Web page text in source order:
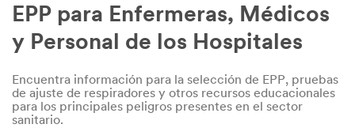
EPP para Enfermeras, Médicos
y Personal de los Hospitales
Encuentra información para la selección de EPP, pruebas
de ajuste de respiradores y otros recursos educacionales
para los principales peligros presentes en el sector
sanitario.